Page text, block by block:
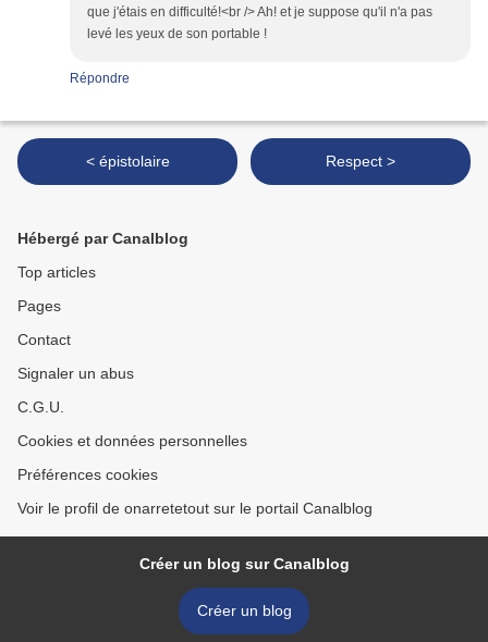
que j'étais en difficulté!<br /> Ah! et je suppose qu'il n'a pas
levé les yeux de son portable !
Répondre
< épistolaire Respect >
Hébergé par Canalblog
Top articles
Pages
Contact
Signaler un abus
C.G.U.
Cookies et données personnelles
Préférences cookies
Voir le profil de onarretetout sur le portail Canalblog
Créer un blog sur Canalblog
Créer un blog